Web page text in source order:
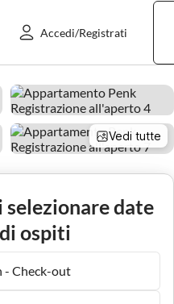
Accedi/Registrati
Vedi tutte
selezionare date
ospiti
Check-out